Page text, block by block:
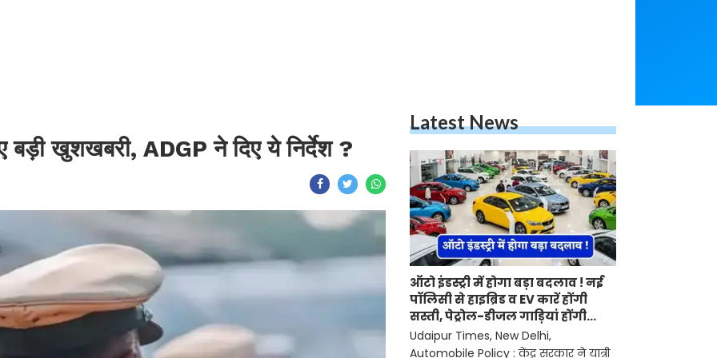
बड़ी खुशखबरी, ADGP ने दिए ये निर्देश ?
Latest News
ऑटो इंडस्ट्री में होगा बड़ा बदलाव ! नई
पॉलिसी से हाइब्रिड व EV कारें होंगी
सस्ती, पेट्रोल-डीजल गाड़ियां होंगी
महंगी
Udaipur Times, New Delhi,
Automobile Policy : केंद्र सरकार ने यात्री